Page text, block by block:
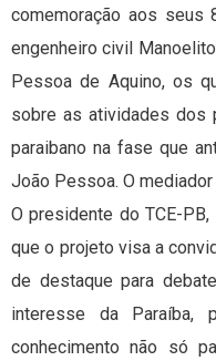
comemoração aos seus
engenheiro civil
Pessoa de Aquino, os
sobre as atividades dos
paraibano na fase que
João Pessoa. O
O presidente do TCE-
que o projeto visa a
de destaque para
interesse da Paraíba,
conhecimento não só